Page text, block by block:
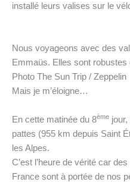
installé leurs valises sur le
Nous voyageons avec des
Emmaüs. Elles sont
Photo The Sun Trip / Zeppelin
Mais je m’éloigne…
En cette matinée du 8ème
pattes (955 km depuis Saint
les Alpes.
C’est l’heure de vérité car
France sont à portée de nos